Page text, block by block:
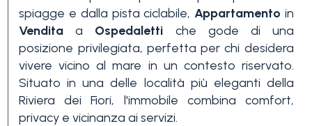
spiagge e dalla pista ciclabile,Appartamento in
Vendita a Ospedaletti che gode di una
posizione privilegiata, perfetta per chi desidera
vivere vicino al mare in un contesto riservato.
Situato in una delle località più eleganti della
Riviera dei Fiori, l'immobile combina comfort,
privacy e vicinanza ai servizi.
Camere
minime